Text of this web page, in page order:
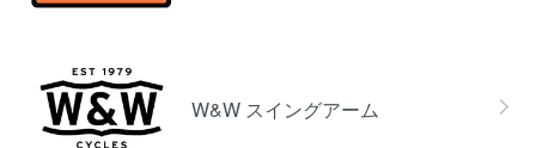
W&W スイングアーム